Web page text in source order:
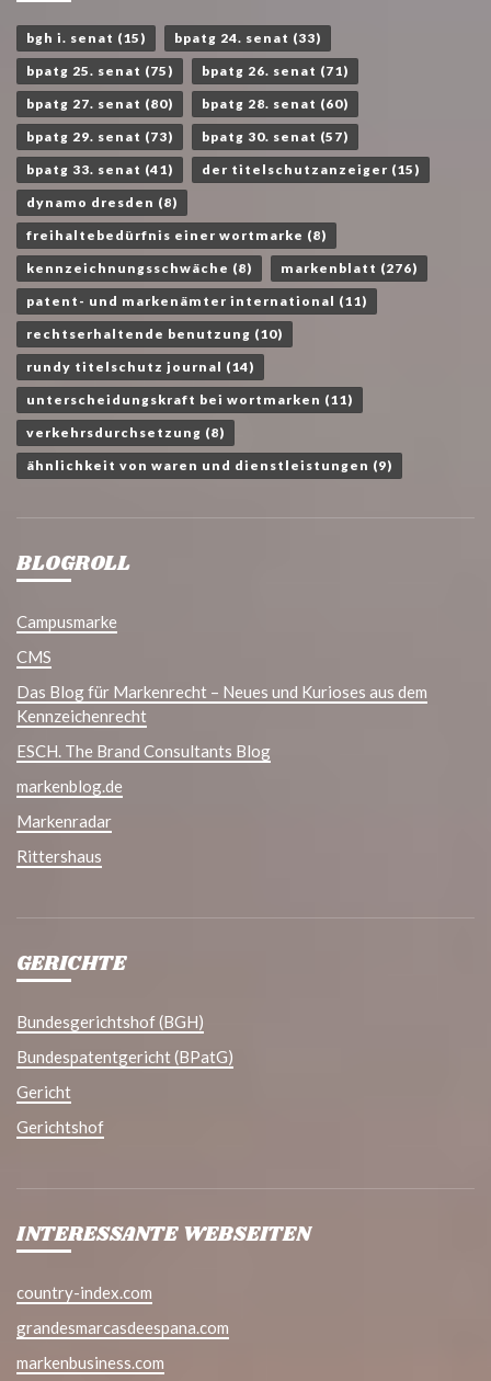
bgh i. senat (15) bpatg 24. senat (33)
bpatg 25. senat (75) bpatg 26. senat (71)
bpatg 27. senat (80) bpatg 28. senat (60)
bpatg 29. senat (73) bpatg 30. senat (57)
bpatg 33. senat (41) der titelschutzanzeiger (15)
dynamo dresden (8)
freihaltebedürfnis einer wortmarke (8)
kennzeichnungsschwäche (8) markenblatt (276)
patent- und markenämter international (11)
rechtserhaltende benutzung (10)
rundy titelschutz journal (14)
unterscheidungskraft bei wortmarken (11)
verkehrsdurchsetzung (8)
ähnlichkeit von waren und dienstleistungen (9)
BLOGROLL
Campusmarke
CMS
Das Blog für Markenrecht – Neues und Kurioses aus dem
Kennzeichenrecht
ESCH. The Brand Consultants Blog
markenblog.de
Markenradar
Rittershaus
GERICHTE
Bundesgerichtshof (BGH)
Bundespatentgericht (BPatG)
Gericht
Gerichtshof
INTERESSANTE WEBSEITEN
country-index.com
grandesmarcasdeespana.com
markenbusiness.com